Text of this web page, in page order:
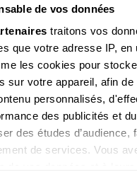
de vos données
traitons vos
que votre adresse IP, en
les cookies pour
sur votre appareil, afin de
personnalisés,
des publicités et
des études d’audience,
de services. Vous
ans ans
papillon morpho fait
nouveaux panneaux